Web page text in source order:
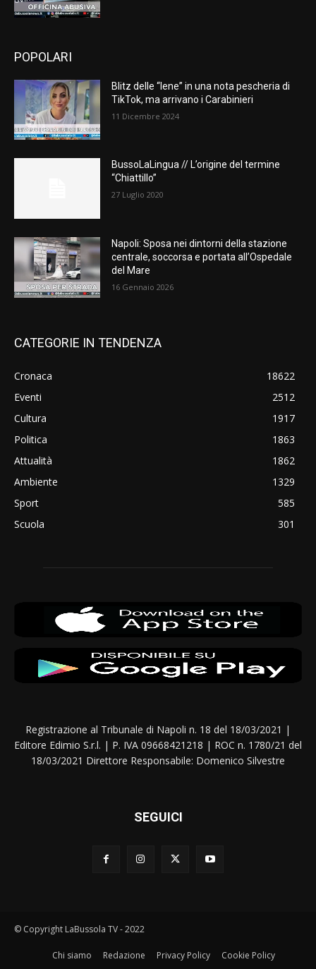
POPOLARI
Blitz delle “Iene” in una nota pescheria di
TikTok, ma arrivano i Carabinieri
11 Dicembre 2024
BussoLaLingua // L’origine del termine
“Chiattillo”
27 Luglio 2020
Napoli: Sposa nei dintorni della stazione
centrale, soccorsa e portata all’Ospedale
del Mare
16 Gennaio 2026
CATEGORIE IN TENDENZA
Cronaca
18622
Eventi
2512
Cultura
1917
Politica
1863
Attualità
1862
Ambiente
1329
Sport
585
Scuola
301
Registrazione al Tribunale di Napoli n. 18 del 18/03/2021 |
Editore Edimio S.r.l. | P. IVA 09668421218 | ROC n. 1780/21 del
18/03/2021 Direttore Responsabile: Domenico Silvestre
SEGUICI
© Copyright LaBussola TV - 2022
Chi siamo Redazione Privacy Policy Cookie Policy